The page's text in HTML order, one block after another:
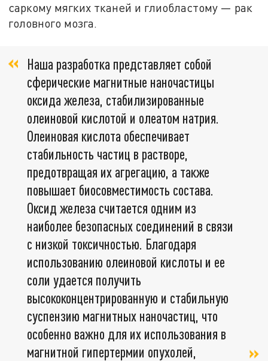
саркому мягких тканей и глиобластому — рак
головного мозга.
Наша разработка представляет собой
сферические магнитные наночастицы
оксида железа, стабилизированные
олеиновой кислотой и олеатом натрия.
Олеиновая кислота обеспечивает
стабильность частиц в растворе,
предотвращая их агрегацию, а также
повышает биосовместимость состава.
Оксид железа считается одним из
наиболее безопасных соединений в связи
с низкой токсичностью. Благодаря
использованию олеиновой кислоты и ее
соли удается получить
высококонцентрированную и стабильную
суспензию магнитных наночастиц, что
особенно важно для их использования в
магнитной гипертермии опухолей,